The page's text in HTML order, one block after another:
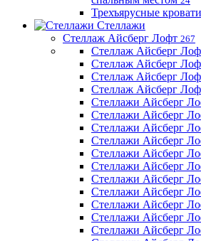
Трехъярусные
Стеллажи
Стеллаж Айсберг Лофт 267
Стеллаж Айсберг
Стеллаж Айсберг
Стеллаж Айсберг
Стеллаж Айсберг
Стеллажи Айсберг
Стеллажи Айсберг
Стеллажи Айсберг
Стеллажи Айсберг
Стеллажи Айсберг
Стеллажи Айсберг
Стеллажи Айсберг
Стеллажи Айсберг
Стеллажи Айсберг
Стеллажи Айсберг
Стеллажи Айсберг